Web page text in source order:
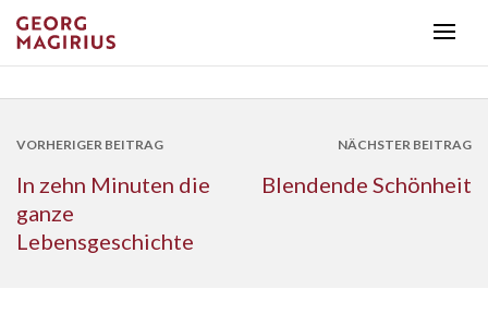
VORHERIGER BEITRAG
In zehn Minuten die
ganze
Lebensgeschichte
NÄCHSTER BEITRAG
Blendende Schönheit